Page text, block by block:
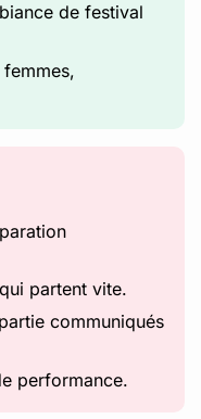
de festival
partent vite.
communiqués
performance.